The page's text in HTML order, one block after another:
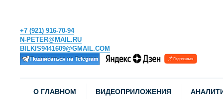
+7 (921) 916-70-94
N-PETER@MAIL.RU
BILKIS9441609@GMAIL.COM
О ГЛАВНОМ ВИДЕОПРИЛОЖЕНИЯ